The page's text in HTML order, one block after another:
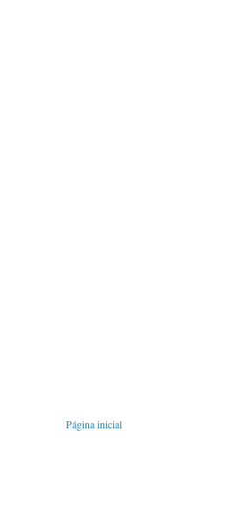
Página inicial